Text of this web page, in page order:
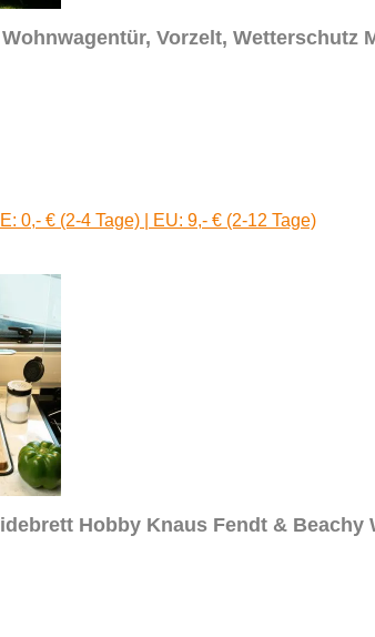
Vorzelt, Wetterschutz
Preis:
0,- € (2-4 Tage) | EU: 9,- € (2-12 Tage)
Hobby Knaus Fendt & Beachy